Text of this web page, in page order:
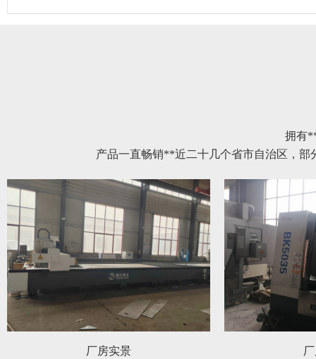
拥有
产品一直畅销**近二十几个省市自治区，
厂房实景